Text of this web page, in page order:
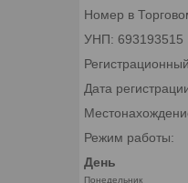
Номер в
УНП: 693193515
Дата
Режим работы:
День
Понедельник